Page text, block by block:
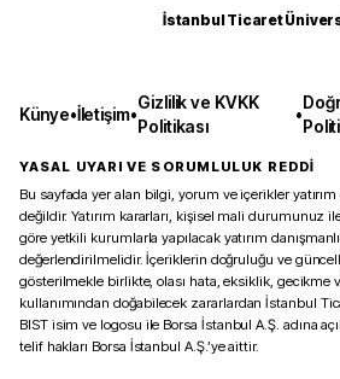
İstanbul Ticaret
Künye•İletişim•
Gizlilik ve KVKK
Politikası
•
YASAL UYARI VE SORUMLULUK REDDİ
Bu sayfada yer alan bilgi, yorum ve içerikler yatırım
değildir. Yatırım kararları, kişisel mali durumunuz
göre yetkili kurumlarla yapılacak yatırım
değerlendirilmelidir. İçeriklerin doğruluğu ve
gösterilmekle birlikte, olası hata, eksiklik, gecikme
kullanımından doğabilecek zararlardan İstanbul
BIST isim ve logosu ile Borsa İstanbul A.Ş. adına
telif hakları Borsa İstanbul A.Ş.’ye aittir.